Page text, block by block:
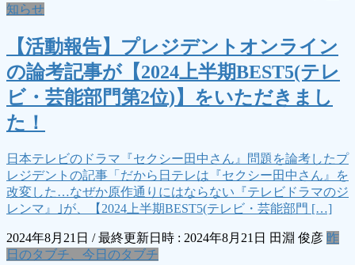
知らせ
【活動報告】プレジデントオンライン
の論考記事が【2024上半期BEST5(テレ
ビ・芸能部門第2位)】をいただきまし
た！
日本テレビのドラマ『セクシー田中さん』問題を論考したプ
レジデントの記事「だから日テレは『セクシー田中さん』を
改変した…なぜか原作通りにはならない『テレビドラマのジ
レンマ』｣が、【2024上半期BEST5(テレビ・芸能部門 […]
2024年8月21日 / 最終更新日時 : 2024年8月21日 田淵 俊彦 昨
日のタブチ、今日のタブチ